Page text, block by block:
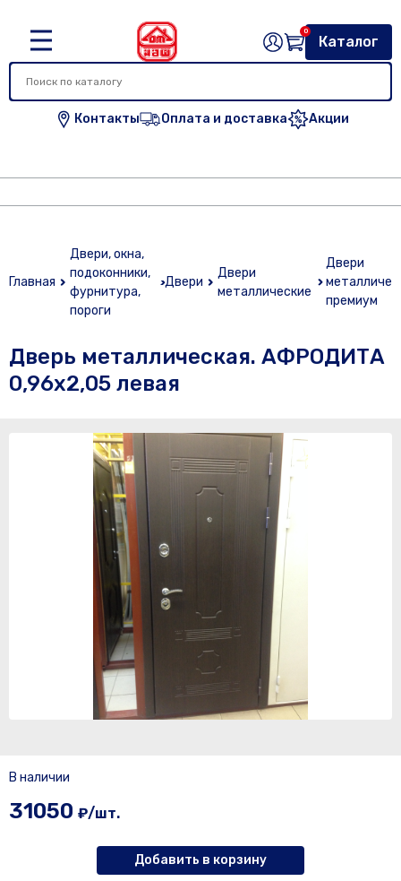
Контакты Оплата и доставка Акции
Каталог
0
Главная
Двери, окна,
подоконники,
фурнитура,
пороги
Двери
Двери
металлические
Двери
премиум
Дверь металлическая. АФРОДИТА
0,96х2,05 левая
В наличии
31050 ₽/шт.
Добавить в корзину